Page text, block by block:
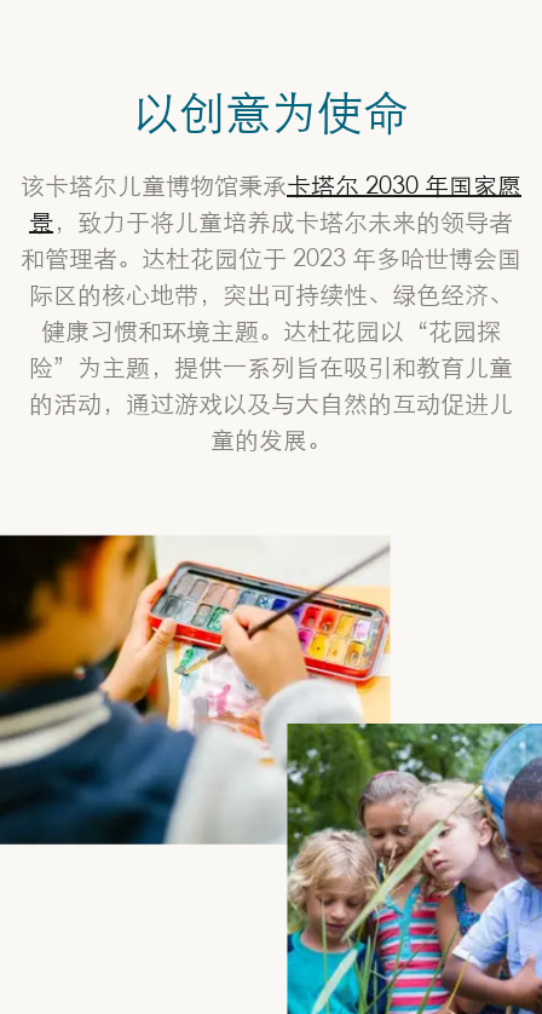
以创意为使命
该卡塔尔儿童博物馆秉承卡塔尔 2030 年国家愿
景，致力于将儿童培养成卡塔尔未来的领导者
和管理者。达杜花园位于 2023 年多哈世博会国
际区的核心地带，突出可持续性、绿色经济、
健康习惯和环境主题。达杜花园以“花园探
险”为主题，提供一系列旨在吸引和教育儿童
的活动，通过游戏以及与大自然的互动促进儿
童的发展。